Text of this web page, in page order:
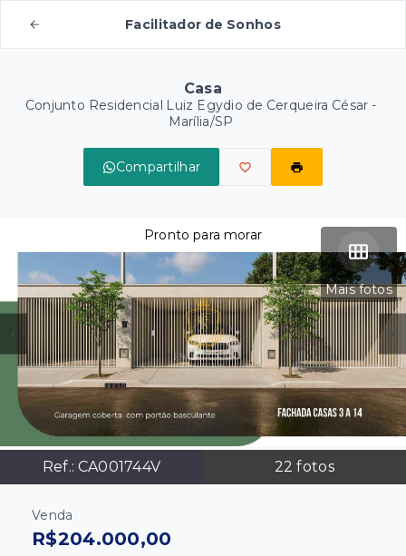
Facilitador de Sonhos
Casa
Conjunto Residencial Luiz Egydio de Cerqueira César -
Marília/SP
Compartilhar
Mais fotos
Ref.: CA001744V 22 fotos
Pronto para morar
Venda
R$204.000,00